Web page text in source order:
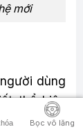
mới
dùng
thể hiện
chế tác từ
Bọc vô lăng